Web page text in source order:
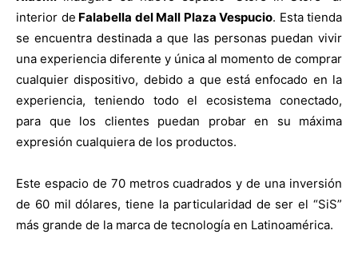
interior de Falabella del Mall Plaza Vespucio. Esta tienda
se encuentra destinada a que las personas puedan vivir
una experiencia diferente y única al momento de comprar
cualquier dispositivo, debido a que está enfocado en la
experiencia, teniendo todo el ecosistema conectado,
para que los clientes puedan probar en su máxima
expresión cualquiera de los productos.
Este espacio de 70 metros cuadrados y de una inversión
de 60 mil dólares, tiene la particularidad de ser el “SiS”
más grande de la marca de tecnología en Latinoamérica.